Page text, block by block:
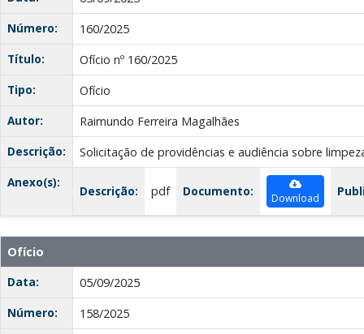
Número:
160/2025
Título:
Ofício nº 160/2025
Tipo:
Ofício
Autor:
Raimundo Ferreira Magalhães
Descrição:
Solicitação de providências e audiência sobre
Anexo(s):
Descrição: pdf Documento: Download
Ofício
Data:
05/09/2025
Número:
158/2025